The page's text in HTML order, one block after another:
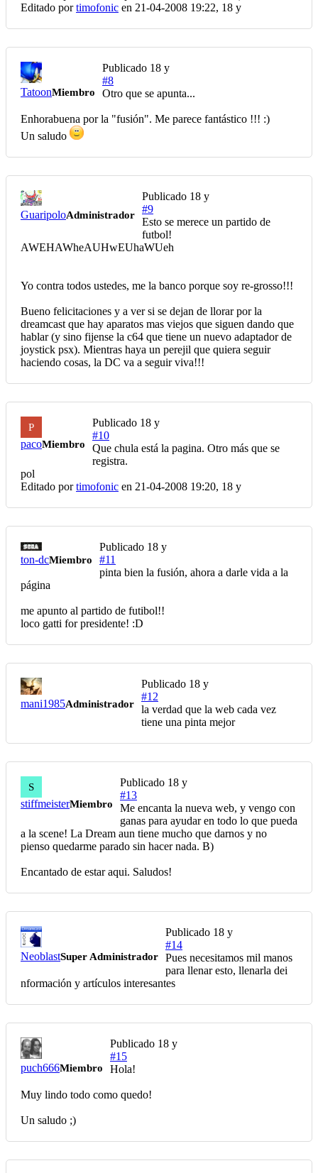
Editado portimofonic en 21-04-2008 19:22, 18 y
TatoonMiembro
Publicado 18 y
#8
Otro que se apunta...
Enhorabuena por la "fusión". Me parece fantástico !!! :)
Un saludo
GuaripoloAdministrador
Publicado 18 y
#9
Esto se merece un partido de
futbol!
AWEHAWheAUHwEUhaWUeh
Yo contra todos ustedes, me la banco porque soy re-grosso!!!
Bueno felicitaciones y a ver si se dejan de llorar por la
dreamcast que hay aparatos mas viejos que siguen dando que
hablar (y sino fijense la c64 que tiene un nuevo adaptador de
joystick psx). Mientras haya un perejil que quiera seguir
haciendo cosas, la DC va a seguir viva!!!
P
pacoMiembro
Publicado 18 y
#10
Que chula está la pagina. Otro más que se
registra.
pol
Editado portimofonic en 21-04-2008 19:20, 18 y
ton-dcMiembro
Publicado 18 y
#11
pinta bien la fusión, ahora a darle vida a la
página
me apunto al partido de futibol!!
loco gatti for presidente! :D
mani1985Administrador
Publicado 18 y
#12
la verdad que la web cada vez
tiene una pinta mejor
S
stiffmeisterMiembro
Publicado 18 y
#13
Me encanta la nueva web, y vengo con
ganas para ayudar en todo lo que pueda
a la scene! La Dream aun tiene mucho que darnos y no
pienso quedarme parado sin hacer nada. B)
Encantado de estar aqui. Saludos!
NeoblastSuper Administrador
Publicado 18 y
#14
Pues necesitamos mil manos
para llenar esto, llenarla dei
nformación y artículos interesantes
puch666Miembro
Publicado 18 y
#15
Hola!
Muy lindo todo como quedo!
Un saludo ;)